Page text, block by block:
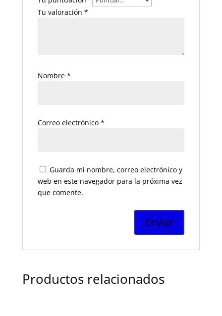
Tu valoración *
Nombre *
Correo electrónico *
Guarda mi nombre, correo electrónico y
web en este navegador para la próxima vez
que comente.
Productos relacionados